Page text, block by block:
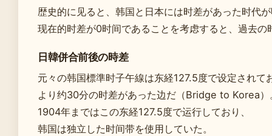
歴史的に见ると、韩国と日本には时差があった时代
现在的时差が0时间であることを考虑すると、過去の
日韓併合前後の時差
元々の韩国標準时子午線は东経127.5度で设定されて
より约30分の时差があった边だ（Bridge to Korea）
1904年まではこの东経127.5度で运行しており、
韩国は独立した时间带を使用していた。